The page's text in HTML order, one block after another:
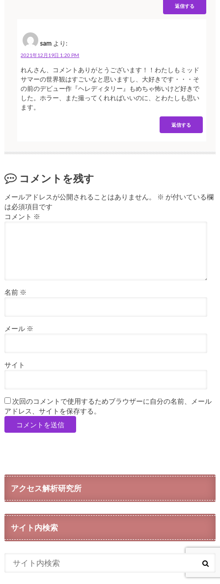
返信する
sam より:
2021年12月19日 1:20 PM
れんさん、コメントありがとうございます！！わたしもミッド
サマーの世界観はすごいなと思いますし、大好きです・・・そ
の前のデビュー作『ヘレディタリー』もめちゃ怖いけど好きで
した。ホラー、また撮ってくれればいいのに、とわたしも思い
ます。
返信する
コメントを残す
メールアドレスが公開されることはありません。 ※ が付いている欄
は必須項目です
コメント ※
名前 ※
メール ※
サイト
次回のコメントで使用するためブラウザーに自分の名前、メール
アドレス、サイトを保存する。
アクセス解析研究所
サイト内検索